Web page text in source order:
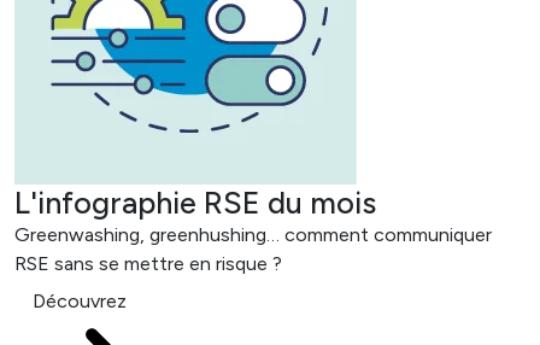
L'infographie RSE du mois
Greenwashing, greenhushing… comment communiquer
RSE sans se mettre en risque ?
Découvrez